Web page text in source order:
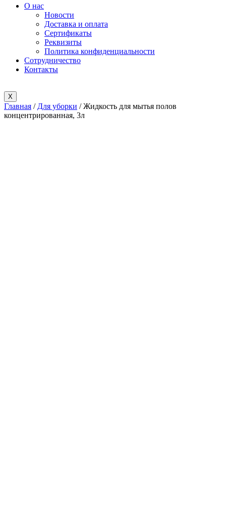
О нас
Новости
Доставка и оплата
Cертификаты
Реквизиты
Политика конфиденциальности
Сотрудничество
Контакты
X
Главная / Для уборки / Жидкость для мытья полов
концентрированная, 3л